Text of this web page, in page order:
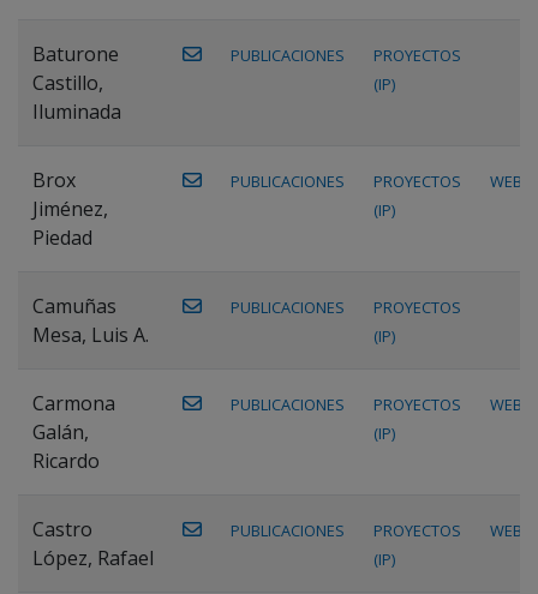
Baturone
Castillo,
Iluminada
PUBLICACIONES
PROYECTOS
(IP)
Brox
Jiménez,
Piedad
PUBLICACIONES
PROYECTOS
(IP)
WEB
Camuñas
Mesa, Luis A.
PUBLICACIONES
PROYECTOS
(IP)
Carmona
Galán,
Ricardo
PUBLICACIONES
PROYECTOS
(IP)
WEB
Castro
López, Rafael
PUBLICACIONES
PROYECTOS
(IP)
WEB